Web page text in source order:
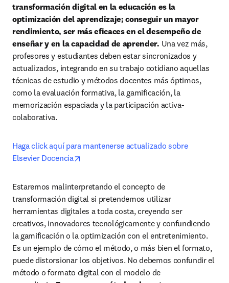
transformación digital en la educación es la
optimización del aprendizaje; conseguir un mayor
rendimiento, ser más eficaces en el desempeño de
enseñar y en la capacidad de aprender. Una vez más,
profesores y estudiantes deben estar sincronizados y
actualizados, integrando en su trabajo cotidiano aquellas
técnicas de estudio y métodos docentes más óptimos,
como la evaluación formativa, la gamificación, la
memorización espaciada y la participación activa-
colaborativa.
Haga click aquí para mantenerse actualizado sobre
Elsevier Docencia
Estaremos malinterpretando el concepto de
transformación digital si pretendemos utilizar
herramientas digitales a toda costa, creyendo ser
creativos, innovadores tecnológicamente y confundiendo
la gamificación o la optimización con el entretenimiento.
Es un ejemplo de cómo el método, o más bien el formato,
puede distorsionar los objetivos. No debemos confundir el
método o formato digital con el modelo de